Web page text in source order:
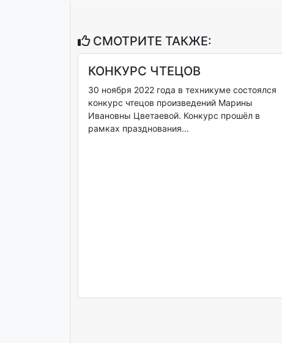
СМОТРИТЕ ТАКЖЕ:
КОНКУРС ЧТЕЦОВ
30 ноября 2022 года в техникуме состоялся
конкурс чтецов произведений Марины
Ивановны Цветаевой. Конкурс прошёл в
рамках празднования...